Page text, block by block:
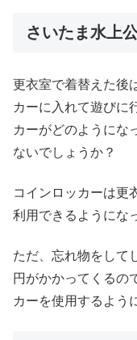
さいたま水上
更衣室で着替えた後
カーに入れて遊びに
カーがどのようにな
ないでしょうか？
コインロッカーは更
利用できるようにな
ただ、忘れ物をして
円がかかってくるの
カーを使用するよう